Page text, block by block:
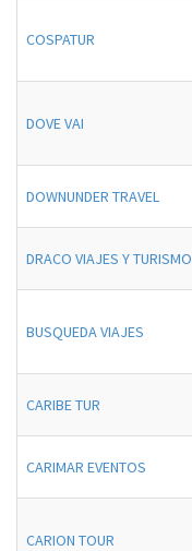
COSPATUR
DOVE VAI
DOWNUNDER TRAVEL
DRACO VIAJES Y TURISMO
BUSQUEDA VIAJES
CARIBE TUR
CARIMAR EVENTOS
CARION TOUR